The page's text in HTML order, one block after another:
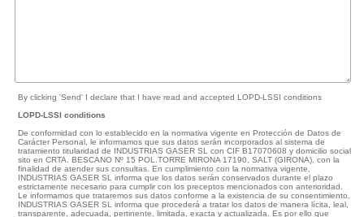
By clicking 'Send' I declare that I have read and accepted LOPD-LSSI conditions
LOPD-LSSI conditions
De conformidad con lo establecido en la normativa vigente en Protección de Datos de
Carácter Personal, le informamos que sus datos serán incorporados al sistema de
tratamiento titularidad de INDUSTRIAS GASER SL con CIF B17070608 y domicilio social
sito en CRTA. BESCANO Nº 15 POL.TORRE MIRONA 17190, SALT (GIRONA), con la
finalidad de atender sus consultas. En cumplimiento con la normativa vigente,
INDUSTRIAS GASER SL informa que los datos serán conservados durante el plazo
estrictamente necesario para cumplir con los preceptos mencionados con anterioridad.
Le informamos que trataremos sus datos conforme a la existencia de su consentimiento.
INDUSTRIAS GASER SL informa que procederá a tratar los datos de manera lícita, leal,
transparente, adecuada, pertinente, limitada, exacta y actualizada. Es por ello que